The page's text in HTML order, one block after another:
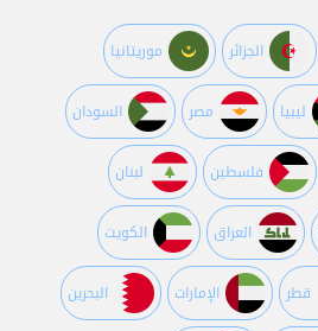
الجزائر موريتانيا
ليبيا مصر السودان
فلسطين لبنان
العراق الكويت
قطر اﻹمارات البحرين